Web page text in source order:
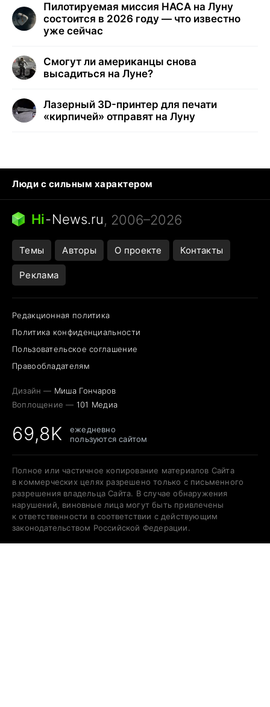
Пилотируемая миссия НАСА на Луну
состоится в 2026 году — что известно
уже сейчас
Смогут ли американцы снова
высадиться на Луне?
Лазерный 3D-принтер для печати
«кирпичей» отправят на Луну
Люди с сильным характером
Кошка писает на кровать
Тунцы в океанариуме
Ядовитые пауки России
Города в ядерной войне
Открытие в Google Maps
Hi-News.ru, 2006–2026
Темы Авторы О проекте Контакты
Реклама
Редакционная политика
Политика конфиденциальности
Пользовательское соглашение
Правообладателям
Дизайн — Миша Гончаров
Воплощение — 101 Медиа
69,8K
ежедневно
пользуются сайтом
Полное или частичное копирование материалов Сайта
в коммерческих целях разрешено только с письменного
разрешения владельца Сайта. В случае обнаружения
нарушений, виновные лица могут быть привлечены
к ответственности в соответствии с действующим
законодательством Российской Федерации.